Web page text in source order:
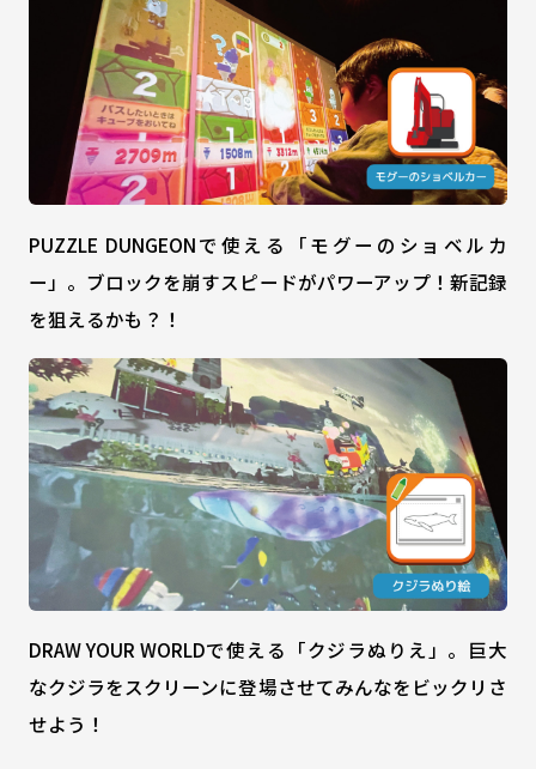
PUZZLE DUNGEONで使える「モグーのショベルカ
ー」。ブロックを崩すスピードがパワーアップ！新記録
を狙えるかも？！
DRAW YOUR WORLDで使える「クジラぬりえ」。巨大
なクジラをスクリーンに登場させてみんなをビックリさ
せよう！